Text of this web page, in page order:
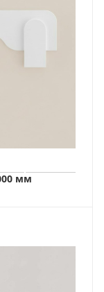
мм